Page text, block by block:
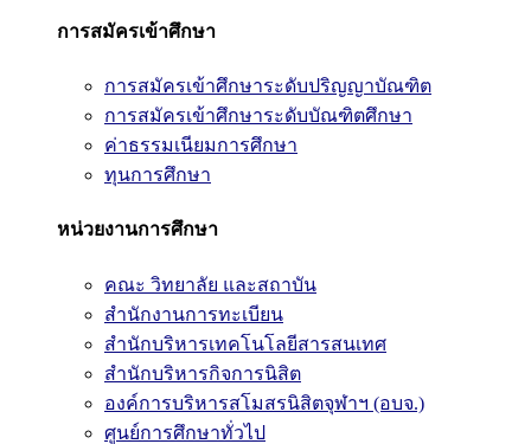
การสมัครเข้าศึกษา
การสมัครเข้าศึกษาระดับปริญญาบัณฑิต
การสมัครเข้าศึกษาระดับบัณฑิตศึกษา
ค่าธรรมเนียมการศึกษา
ทุนการศึกษา
หน่วยงานการศึกษา
คณะ วิทยาลัย และสถาบัน
สำนักงานการทะเบียน
สำนักบริหารเทคโนโลยีสารสนเทศ
สำนักบริหารกิจการนิสิต
องค์การบริหารสโมสรนิสิตจุฬาฯ (อบจ.)
ศูนย์การศึกษาทั่วไป